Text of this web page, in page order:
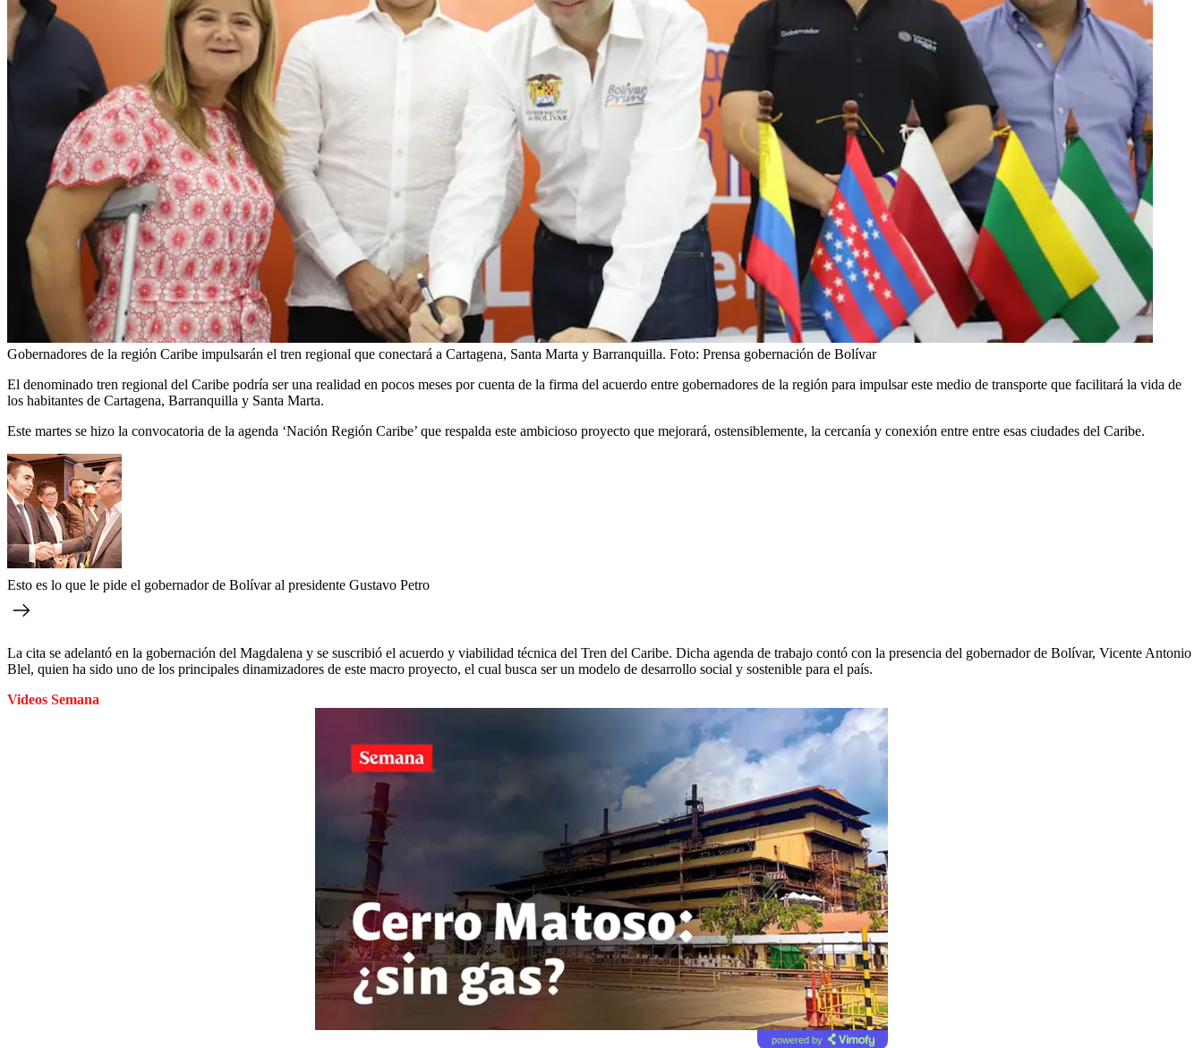
Gobernadores de la región Caribe impulsarán el tren regional que conectará a Cartagena, Santa Marta y Barranquilla. Foto: Prensa gobernación de Bolívar
El denominado tren regional del Caribe podría ser una realidad en pocos meses por cuenta de la firma del acuerdo entre gobernadores de la región para impulsar este medio de transporte que facilitará la vida de
los habitantes de Cartagena, Barranquilla y Santa Marta.
Este martes se hizo la convocatoria de la agenda ‘Nación Región Caribe’ que respalda este ambicioso proyecto que mejorará, ostensiblemente, la cercanía y conexión entre entre esas ciudades del Caribe.
Esto es lo que le pide el gobernador de Bolívar al presidente Gustavo Petro
La cita se adelantó en la gobernación del Magdalena y se suscribió el acuerdo y viabilidad técnica del Tren del Caribe. Dicha agenda de trabajo contó con la presencia del gobernador de Bolívar, Vicente Antonio
Blel, quien ha sido uno de los principales dinamizadores de este macro proyecto, el cual busca ser un modelo de desarrollo social y sostenible para el país.
Videos Semana
powered by